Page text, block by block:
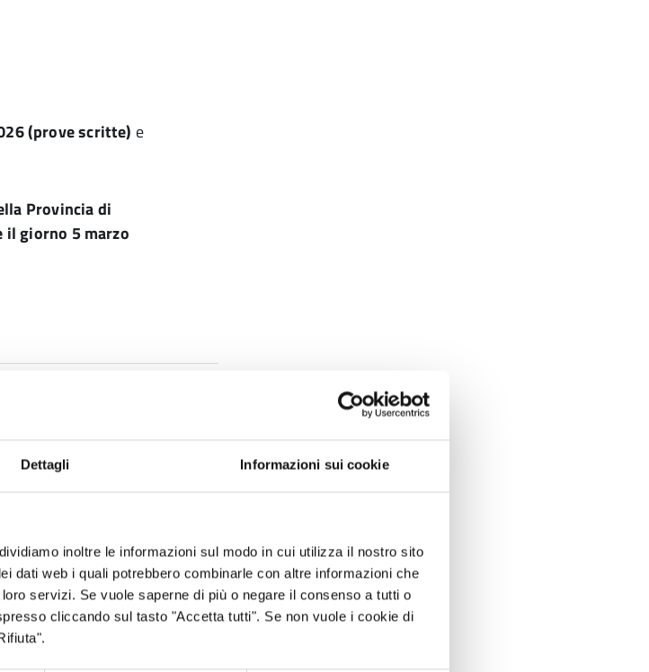
Dettagli Informazioni sui cookie
inoltre le informazioni sul modo in cui utilizza il nostro sito
dati web i quali potrebbero combinarle con altre informazioni che
servizi. Se vuole saperne di più o negare il consenso a tutti o
cliccando sul tasto "Accetta tutti". Se non vuole i cookie di
(prove scritte) e
Provincia di
il giorno 5 marzo